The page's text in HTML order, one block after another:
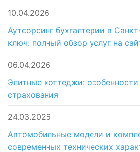
10.04.2026
Аутсорсинг бухгалтерии в
ключ: полный обзор услуг на
06.04.2026
Элитные коттеджи:
страхования
24.03.2026
Автомобильные модели и
современных технических